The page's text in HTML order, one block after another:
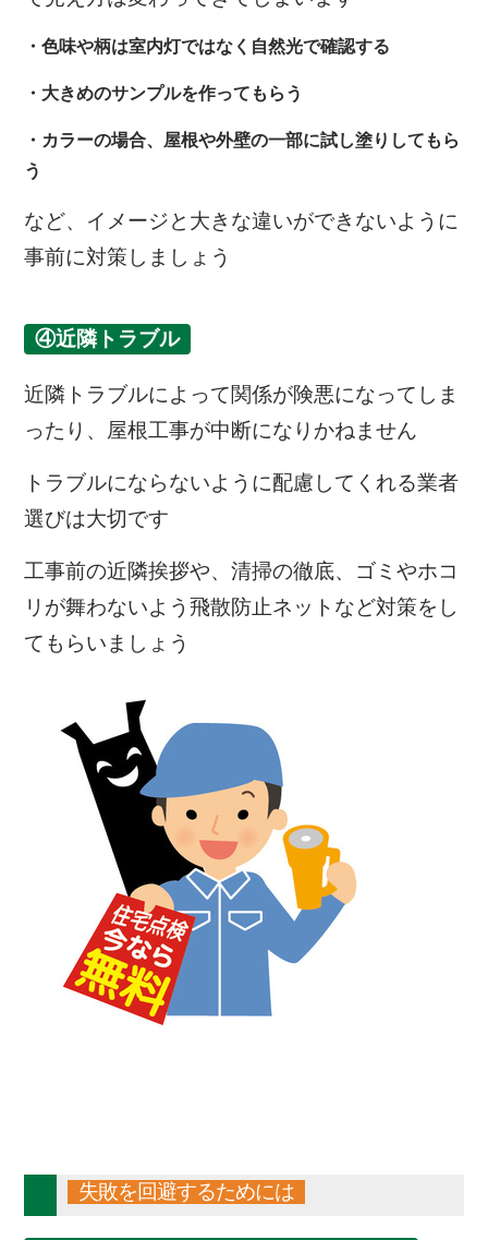
・色味や柄は室内灯ではなく自然光で確認する
・大きめのサンプルを作ってもらう
・カラーの場合、屋根や外壁の一部に試し塗りしてもら
う
など、イメージと大きな違いができないように
事前に対策しましょう
④近隣トラブル
近隣トラブルによって関係が険悪になってしま
ったり、屋根工事が中断になりかねません
トラブルにならないように配慮してくれる業者
選びは大切です
工事前の近隣挨拶や、清掃の徹底、ゴミやホコ
リが舞わないよう飛散防止ネットなど対策をし
てもらいましょう
失敗を回避するためには